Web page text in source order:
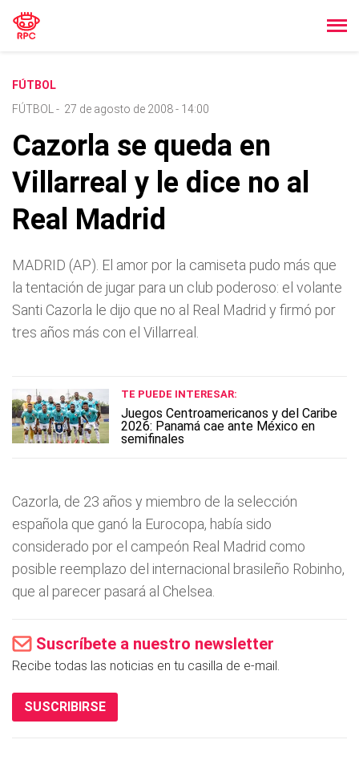
FÚTBOL
FÚTBOL
- 27 de agosto de 2008 - 14:00
Cazorla se queda en
Villarreal y le dice no al
Real Madrid
MADRID (AP). El amor por la camiseta pudo más que
la tentación de jugar para un club poderoso: el volante
Santi Cazorla le dijo que no al Real Madrid y firmó por
tres años más con el Villarreal.
TE PUEDE INTERESAR:
Juegos Centroamericanos y del Caribe
2026: Panamá cae ante México en
semifinales
Cazorla, de 23 años y miembro de la selección
española que ganó la Eurocopa, habí­a sido
considerado por el campeón Real Madrid como
posible reemplazo del internacional brasileño Robinho,
que al parecer pasará al Chelsea.
Suscríbete a nuestro newsletter
Recibe todas las noticias en tu casilla de e-mail.
SUSCRIBIRSE